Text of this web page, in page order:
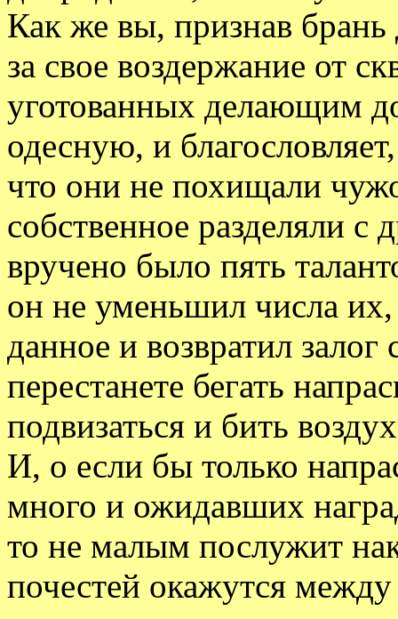
Как же вы, признав
за свое воздержание от
уготованных делающим
одесную, и
что они не похищали
собственное разделяли с
вручено было пять
он не уменьшил числа
данное и возвратил
перестанете бегать
подвизаться и бить
И, о если бы только
много и ожидавших
то не малым послужит
почестей окажутся